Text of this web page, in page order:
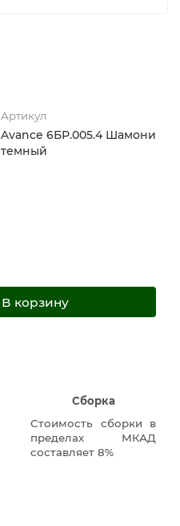
Артикул
Avance 6БР.005.4 Шамони
темный
В корзину
Сборка
Стоимость сборки в
пределах МКАД
составляет 8%